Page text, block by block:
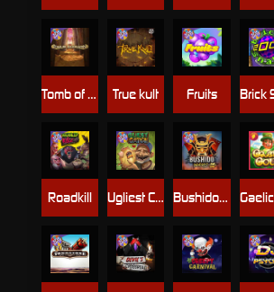
Roadkill
Tomb of Akhenaten Fruits
True kult
Bushido Way xNudge
Ugliest Catch